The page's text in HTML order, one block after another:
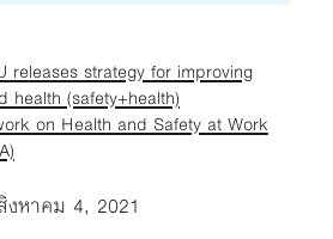
releases strategy for improving
(safety+health)
on Health and Safety at Work
หาคม 4, 2021